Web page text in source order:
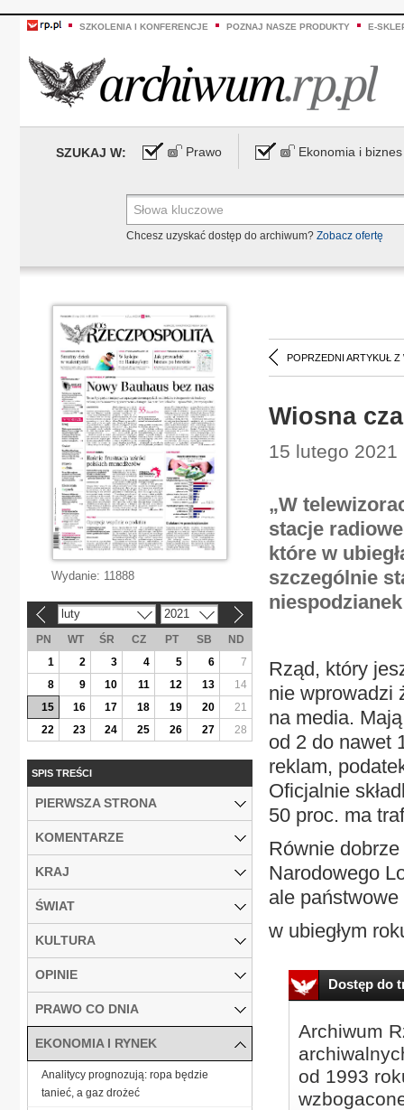
SZKOLENIA I KONFERENCJE POZNAJ NASZE PRODUKTY E-
SZUKAJ W: Prawo Ekonomia i biznes
Chcesz uzyskać dostęp do archiwum? Zobacz ofertę
POPRZEDNI ARTYKUŁ Z
Wiosna
15 lutego
„W
stacje
które w
szczególnie
Rząd, który
nie wprowadzi
na media.
od 2 do nawet
reklam,
Oficjalnie
50 proc. ma
Równie
Narodowego
ale
w ubiegłym
Dostęp do
Archiwum
od 1993
Wydanie: 11888
luty 2021
PN WT ŚR CZ PT SB
ND
1
2 3 4 5 6
7
8
9 10 11 12 13
14
15
16 17 18 19 20
21
22
23 24 25 26 27 28
SPIS TREŚCI
PIERWSZA STRONA
KOMENTARZE
KRAJ
ŚWIAT
KULTURA
OPINIE
PRAWO CO DNIA
EKONOMIA I RYNEK
Analitycy prognozują: ropa będzie
tanieć, a gaz drożeć